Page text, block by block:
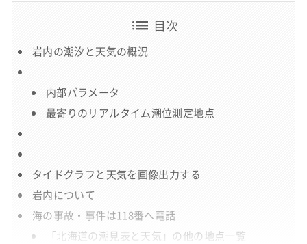
list 目次
岩内の潮汐と天気の概況
内部パラメータ
最寄りのリアルタイム潮位測定地点
タイドグラフと天気を画像出力する
岩内について
海の事故・事件は118番へ電話
「北海道の潮見表と天気」の他の地点一覧